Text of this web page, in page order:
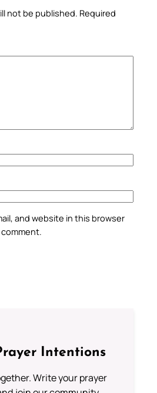
not be published. Required
and website in this browser
Intentions
Write your prayer